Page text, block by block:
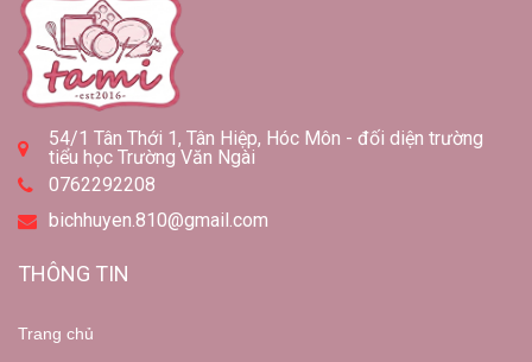
54/1 Tân Thới 1, Tân Hiệp, Hóc Môn - đối diện trường
tiểu học Trường Văn Ngài
0762292208
bichhuyen.810@gmail.com
THÔNG TIN
Trang chủ